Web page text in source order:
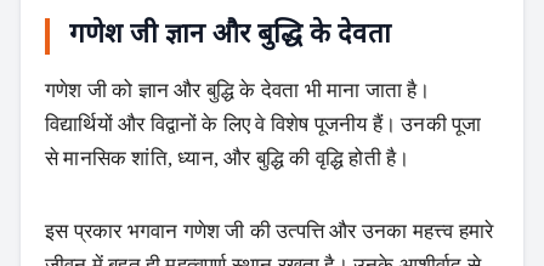
गणेश जीज्ञान और बुद्धि के देवता
गणेश जी को ज्ञान और बुद्धि के देवता भी माना जाता है।
विद्यार्थियों और विद्वानों के लिए वे विशेष पूजनीय हैं। उनकी पूजा
से मानसिक शांति, ध्यान, और बुद्धि की वृद्धि होती है।
इस प्रकार भगवान गणेश जी की उत्पत्ति और उनका महत्त्व हमारे